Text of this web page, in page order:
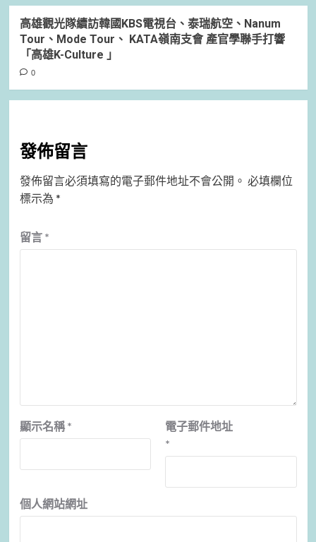
高雄觀光隊續訪韓國KBS電視台、泰瑞航空、Nanum
Tour、Mode Tour、 KATA嶺南支會 產官學聯手打響
「高雄K-Culture 」
0
發佈留言
發佈留言必須填寫的電子郵件地址不會公開。 必填欄位
標示為 *
留言 *
顯示名稱 *
電子郵件地址
*
個人網站網址